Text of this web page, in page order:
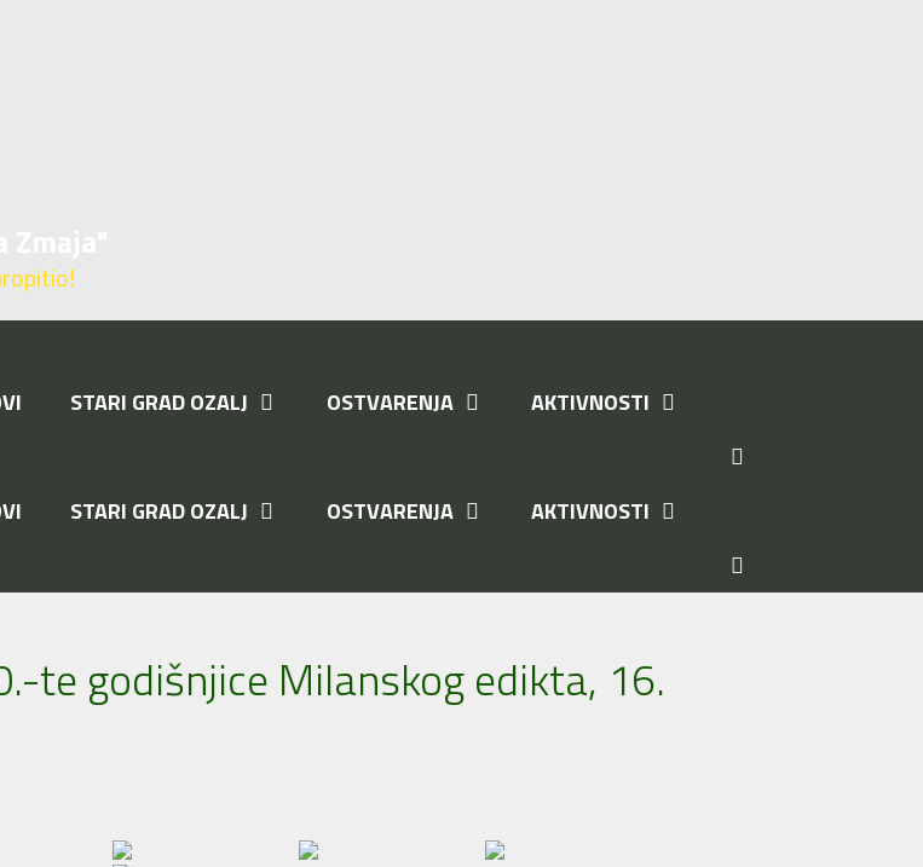
STARI GRAD OZALJ OSTVARENJA
AKTIVNOSTI
STARI GRAD OZALJ OSTVARENJA
AKTIVNOSTI
te godišnjice Milanskog edikta, 16.